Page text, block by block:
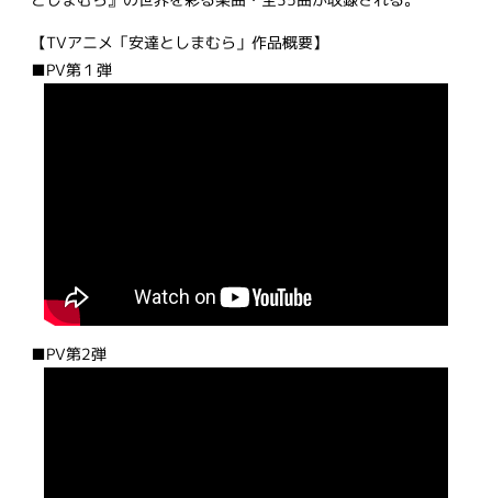
【TVアニメ「安達としまむら」作品概要】
■PV第１弾
■PV第2弾